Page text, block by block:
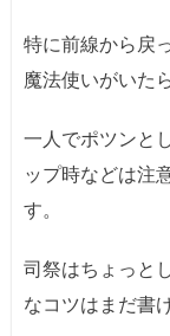
特に前線から戻
魔法使いがいた
一人でポツンと
ップ時などは注
す。
司祭はちょっと
なコツはまだ書